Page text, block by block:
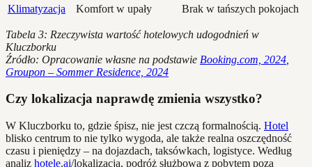
Klimatyzacja
Komfort w upały Brak w tańszych pokojach
Tabela 3: Rzeczywista wartość hotelowych udogodnień w
Kluczborku
Źródło: Opracowanie własne na podstawie Booking.com, 2024
Groupon – Sommer Residence, 2024
Czy lokalizacja naprawdę zmienia wszystko?
W Kluczborku to, gdzie śpisz, nie jest czczą formalnością. Hotel
blisko centrum to nie tylko wygoda, ale także realna oszczędność
czasu i pieniędzy – na dojazdach, taksówkach, logistyce. Według
analiz hotele.ai/lokalizacja, podróż służbowa z pobytem poza